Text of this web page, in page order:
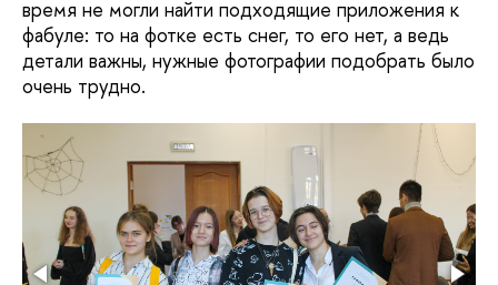
время не могли найти подходящие приложения к
фабуле: то на фотке есть снег, то его нет, а ведь
детали важны, нужные фотографии подобрать было
очень трудно.